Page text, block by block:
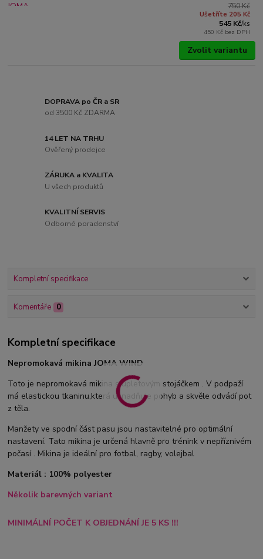
750 Kč
Ušetříte 205 Kč
545 Kč/ks
450 Kč bez DPH
Zvolit variantu
DOPRAVA po ČR a SR
od 3500 Kč ZDARMA
14 LET NA TRHU
Ověřený prodejce
ZÁRUKA a KVALITA
U všech produktů
KVALITNÍ SERVIS
Odborné poradenství
Kompletní specifikace
Komentáře 0
Kompletní specifikace
Nepromokavá mikina JOMA WIND
Toto je nepromokavá mikina s úpletovým stojáčkem . V podpaží
má elastickou tkaninu,která usnadňuje pohyb a skvěle odvádí pot
z těla.
Manžety ve spodní část pasu jsou nastavitelné pro optimální
nastavení. Tato mikina je určená hlavně pro trénink v nepříznivém
počasí . Mikina je ideální pro fotbal, ragby, volejbal
Materiál : 100% polyester
Několik barevných variant
MINIMÁLNÍ POČET K OBJEDNÁNÍ JE 5 KS !!!